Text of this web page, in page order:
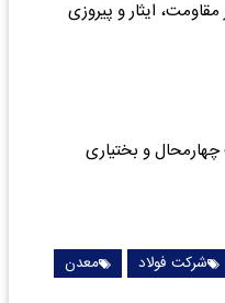
ایثار و پیروزی
و بختیاری
شرکت فولاد
معدن